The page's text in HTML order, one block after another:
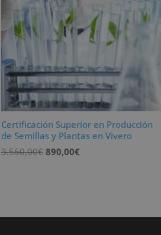
Certificación Superior en Producción
de Semillas y Plantas en Vivero
3.560,00€ El
890,00€El